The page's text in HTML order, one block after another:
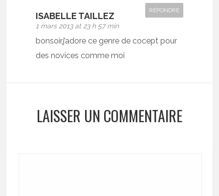
ISABELLE TAILLEZ
1 mars 2013 at 23 h 57 min
RÉPONDRE
bonsoir,j’adore ce genre de cocept pour
des novices comme moi
LAISSER UN COMMENTAIRE